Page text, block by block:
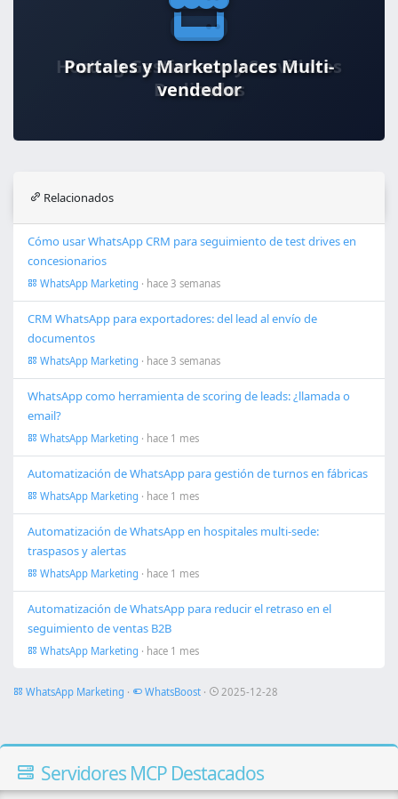
Portales y Marketplaces Multi-
vendedor
Relacionados
Cómo usar WhatsApp CRM para seguimiento de test drives en
concesionarios
WhatsApp Marketing · hace 3 semanas
CRM WhatsApp para exportadores: del lead al envío de
documentos
WhatsApp Marketing · hace 3 semanas
WhatsApp como herramienta de scoring de leads: ¿llamada o
email?
WhatsApp Marketing · hace 1 mes
Automatización de WhatsApp para gestión de turnos en fábricas
WhatsApp Marketing · hace 1 mes
Automatización de WhatsApp en hospitales multi-sede:
traspasos y alertas
WhatsApp Marketing · hace 1 mes
Automatización de WhatsApp para reducir el retraso en el
seguimiento de ventas B2B
WhatsApp Marketing · hace 1 mes
WhatsApp Marketing · WhatsBoost · 2025-12-28
Servidores MCP Destacados